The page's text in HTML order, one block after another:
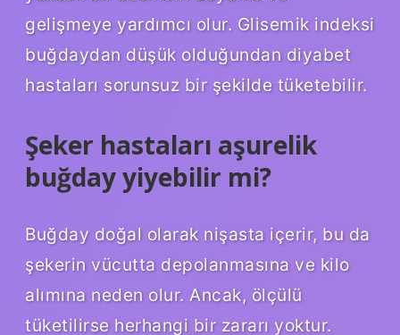
gelişmeye yardımcı olur. Glisemik indeksi
buğdaydan düşük olduğundan diyabet
hastaları sorunsuz bir şekilde tüketebilir.
Şeker hastaları aşurelik
buğday yiyebilir mi?
Buğday doğal olarak nişasta içerir, bu da
şekerin vücutta depolanmasına ve kilo
alımına neden olur. Ancak, ölçülü
tüketilirse herhangi bir zararı yoktur.